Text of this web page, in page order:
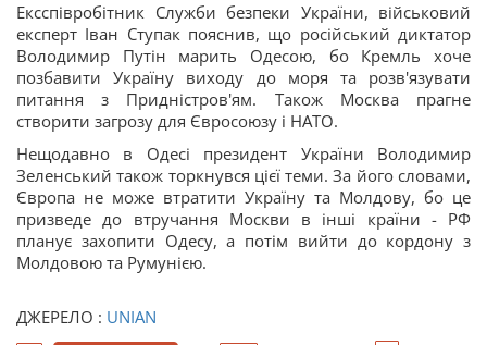
Ексспівробітник Служби безпеки України, військовий
експерт Іван Ступак пояснив, що російський диктатор
Володимир Путін марить Одесою, бо Кремль хоче
позбавити Україну виходу до моря та розв'язувати
питання з Придністров'ям. Також Москва прагне
створити загрозу для Євросоюзу і НАТО.
Нещодавно в Одесі президент України Володимир
Зеленський також торкнувся цієї теми. За його словами,
Європа не може втратити Україну та Молдову, бо це
призведе до втручання Москви в інші країни - РФ
планує захопити Одесу, а потім вийти до кордону з
Молдовою та Румунією.
ДЖЕРЕЛО : UNIAN